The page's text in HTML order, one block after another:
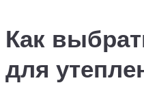
Как
для